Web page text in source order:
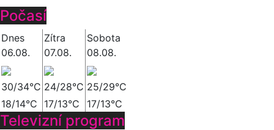
Počasí
Dnes
06.08.
Zítra
07.08.
Sobota
08.08.
30/34°C 24/28°C 25/29°C
18/14°C
17/13°C 17/13°C
Televizní program